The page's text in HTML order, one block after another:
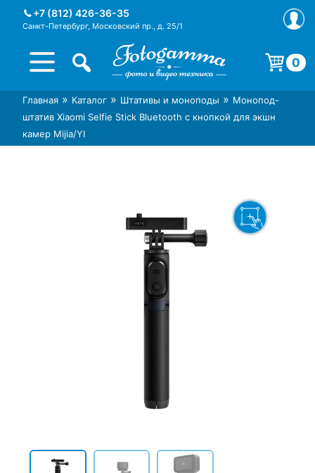
+7 (812) 426-36-35
Санкт-Петербург, Московский пр., д. 25/1
Интернет-магазин фототехники
Foto-Gamma в СПб
Магазин фотоаксессуаров foto-
gamma.ru
0
Корзина пуста.
Главная » Каталог » Штативы и моноподы » Монопод-
штатив Xiaomi Selfie Stick Bluetooth с кнопкой для экшн
камер Mijia/YI